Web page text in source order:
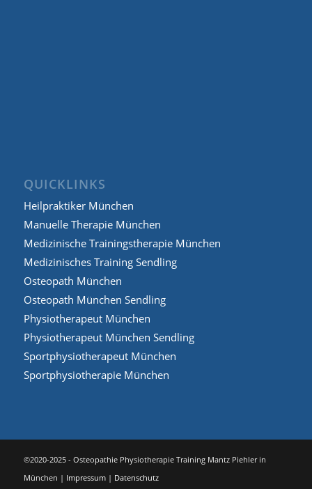
QUICKLINKS
Heilpraktiker München
Manuelle Therapie München
Medizinische Trainingstherapie München
Medizinisches Training Sendling
Osteopath München
Osteopath München Sendling
Physiotherapeut München
Physiotherapeut München Sendling
Sportphysiotherapeut München
Sportphysiotherapie München
©2020-2025 - Osteopathie Physiotherapie Training Mantz Piehler in
München | Impressum| Datenschutz